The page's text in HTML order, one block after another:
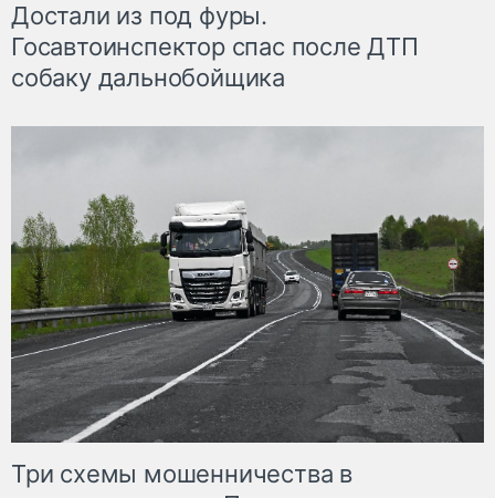
Достали из под фуры.
Госавтоинспектор спас после ДТП
собаку дальнобойщика
Три схемы мошенничества в